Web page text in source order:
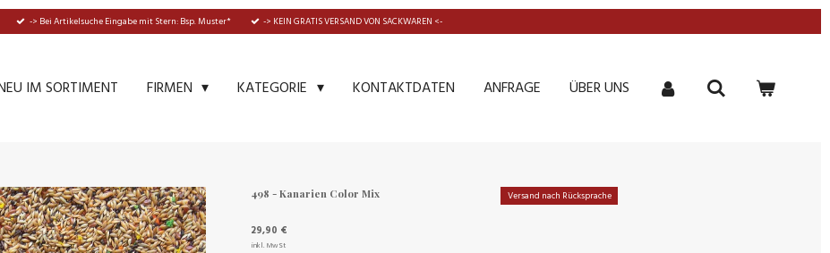
-> Bei Artikelsuche Eingabe mit Stern: Bsp. Muster* -> KEIN GRATIS VERSAND VON SACKWAREN <-
IM SORTIMENT FIRMEN KATEGORIE KONTAKTDATEN ANFRAGE ÜBER UNS
498 - Kanarien Color Mix Versand nach Rücksprache
29,90 €
inkl. MwSt